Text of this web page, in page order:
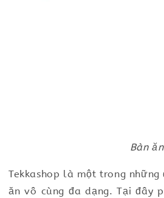
Bàn
Tekkashop là một trong
ăn vô cùng đa dạng. Tại đây